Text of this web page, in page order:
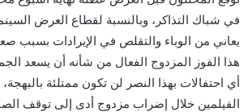
في شباك التذاكر، وبالنسبة لقطاع العرض
يعاني من الوباء والتقلص في الإيرادات بسبب
هذا الفوز المزدوج الفعال من شأنه أن يسعد
أي احتفالات بهذا النصر لن تكون ممتلئة
الفيلمين خلال إضراب مزدوج أدى إلى توقف